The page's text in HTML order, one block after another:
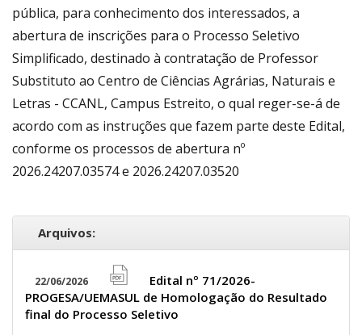
pública, para conhecimento dos interessados, a
abertura de inscrições para o Processo Seletivo
Simplificado, destinado à contratação de Professor
Substituto ao Centro de Ciências Agrárias, Naturais e
Letras - CCANL, Campus Estreito, o qual reger-se-á de
acordo com as instruções que fazem parte deste Edital,
conforme os processos de abertura nº
2026.24207.03574 e 2026.24207.03520
Arquivos:
22/06/2026
file
pdf
Edital nº 71/2026-
PROGESA/UEMASUL de Homologação do Resultado
final do Processo Seletivo